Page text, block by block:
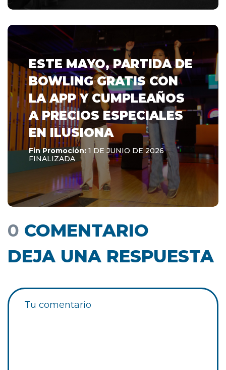
ESTE MAYO, PARTIDA DE
BOWLING GRATIS CON
LA APP Y CUMPLEAÑOS
A PRECIOS ESPECIALES
EN ILUSIONA
Fin Promoción: 1 DE JUNIO DE 2026
FINALIZADA
0 COMENTARIO
DEJA UNA RESPUESTA